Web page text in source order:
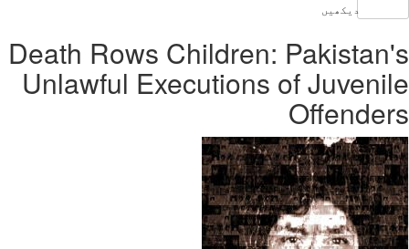
دیکھیں
Death Rows Children:
Unlawful Executions of